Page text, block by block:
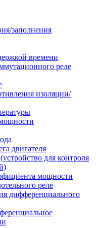
заполнения
времени
реле
изоляции/
двигателя
для контроля
мощности
реле
дифференциального